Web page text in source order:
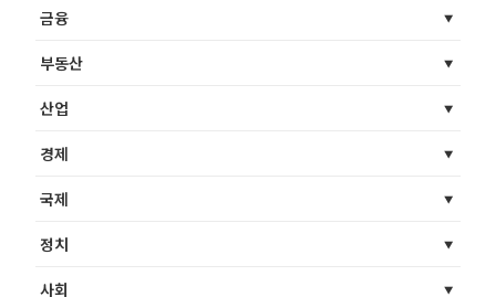
금융
부동산
산업
경제
국제
정치
사회